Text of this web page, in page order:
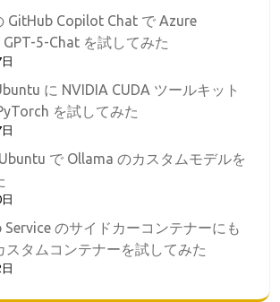
GitHub Copilot Chat で Azure
GPT-5-Chat を試してみた
に NVIDIA CUDA ツールキット
を試してみた
で Ollama のカスタムモデルを
Service のサイドカーコンテナーにも
スタムコンテナーを試してみた